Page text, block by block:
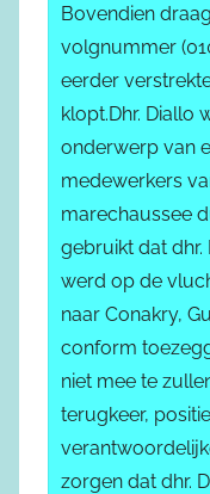
Bovendien
volgnummer
eerder
klopt.Dhr. Diallo
onderwerp van
medewerkers
marechaussee
gebruikt dat dhr.
werd op de
naar Conakry,
conform
niet mee te
terugkeer,
zorgen dat dhr.